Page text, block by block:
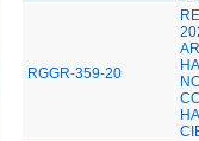
RGGR-359-20